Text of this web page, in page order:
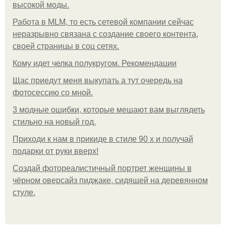
высокой моды.
Работа в MLM, то есть сетевой компании сейчас
неразрывно связана с создание своего контента,
своей страницы в соц сетях.
Кому идет челка полукругом. Рекомендации
Щас приедут меня выкупать а тут очередь на
фотосессию со мной.
3 модные ошибки, которые мешают вам выглядеть
стильно на новый год.
Приходи к нам в прикиде в стиле 90 х и получай
подарки от руки вверх!
Создай фотореалистичный портрет женщины в
чёрном оверсайз пиджаке, сидящей на деревянном
стуле.